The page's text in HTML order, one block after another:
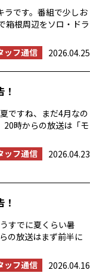
ラです。番組で少しお
箱根周辺をソロ・ドラ
ッフ通信
2026.04.25
ですね、まだ4月なの
20時からの放送は「モ
ッフ通信
2026.04.23
すでに夏くらい暑
の放送はまず前半に
ッフ通信
2026.04.16